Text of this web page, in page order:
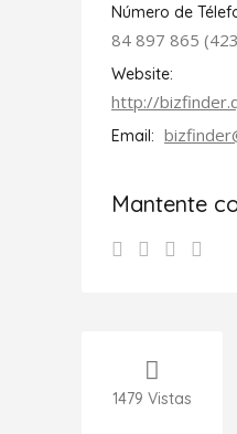
Número de
84 897 865
Website:
http://
Email:
Mantente
1479 Vistas